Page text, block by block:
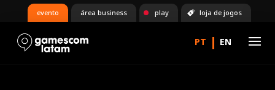
evento área business play loja de jogos